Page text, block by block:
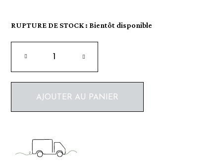
RUPTURE DE STOCK : Bientôt disponible
AJOUTER AU PANIER